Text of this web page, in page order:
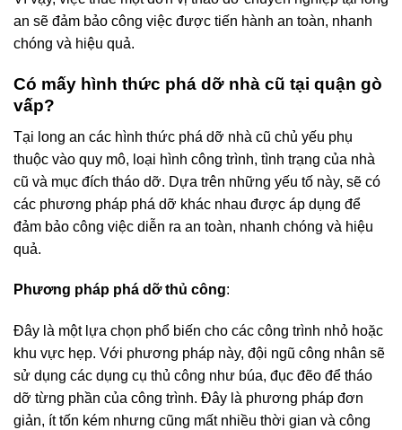
an sẽ đảm bảo công việc được tiến hành an toàn, nhanh
chóng và hiệu quả.
Có mấy hình thức phá dỡ nhà cũ tại quận gò
vấp?
Tại long an các hình thức phá dỡ nhà cũ chủ yếu phụ
thuộc vào quy mô, loại hình công trình, tình trạng của nhà
cũ và mục đích tháo dỡ. Dựa trên những yếu tố này, sẽ có
các phương pháp phá dỡ khác nhau được áp dụng để
đảm bảo công việc diễn ra an toàn, nhanh chóng và hiệu
quả.
Phương pháp phá dỡ thủ công:
Đây là một lựa chọn phổ biến cho các công trình nhỏ hoặc
khu vực hẹp. Với phương pháp này, đội ngũ công nhân sẽ
sử dụng các dụng cụ thủ công như búa, đục đẽo để tháo
dỡ từng phần của công trình. Đây là phương pháp đơn
giản, ít tốn kém nhưng cũng mất nhiều thời gian và công